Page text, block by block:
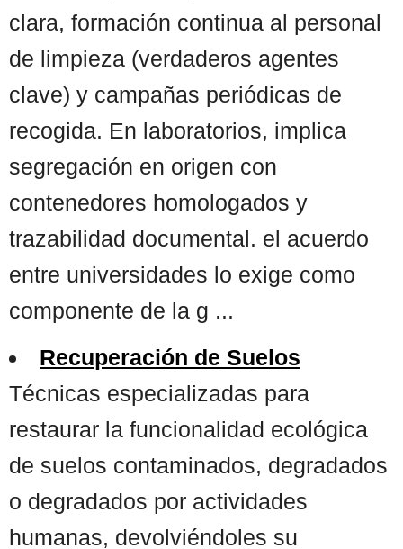
clara, formación continua al personal
de limpieza (verdaderos agentes
clave) y campañas periódicas de
recogida. En laboratorios, implica
segregación en origen con
contenedores homologados y
trazabilidad documental. el acuerdo
entre universidades lo exige como
componente de la g ...
Recuperación de Suelos
Técnicas especializadas para
restaurar la funcionalidad ecológica
de suelos contaminados, degradados
o degradados por actividades
humanas, devolviéndoles su